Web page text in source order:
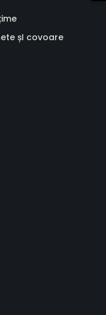
șI covoare